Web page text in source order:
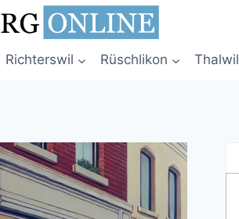
Richterswil Rüschlikon Thalwil